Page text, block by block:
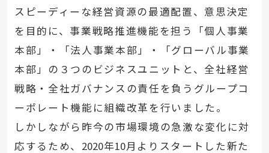
スピーディーな経営資源の最適配置、意思決定
を目的に、事業戦略推進機能を担う「個人事業
本部」・「法人事業本部」・「グローバル事業
本部」の３つのビジネスユニットと、全社経営
戦略・全社ガバナンスの責任を負うグループコ
ーポレート機能に組織改革を行いました。
しかしながら昨今の市場環境の急激な変化に対
応するため、 2020年10月よりスタートした新た